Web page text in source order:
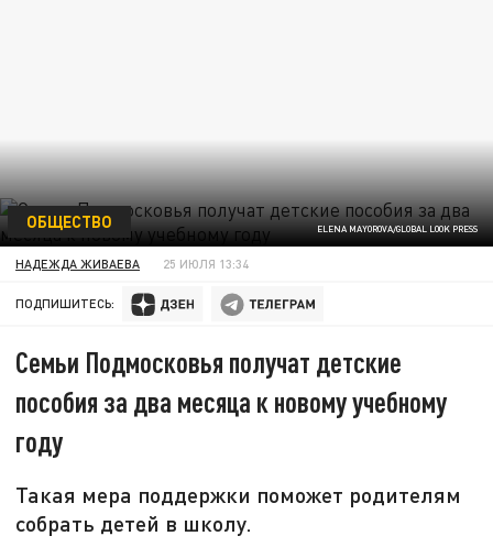
ELENA MAYOROVA/GLOBAL LOOK PRESS
ОБЩЕСТВО
НАДЕЖДА ЖИВАЕВА 25 ИЮЛЯ 13:34
ПОДПИШИТЕСЬ:
Семьи Подмосковья получат детские
пособия за два месяца к новому учебному
году
Такая мера поддержки поможет родителям
собрать детей в школу.